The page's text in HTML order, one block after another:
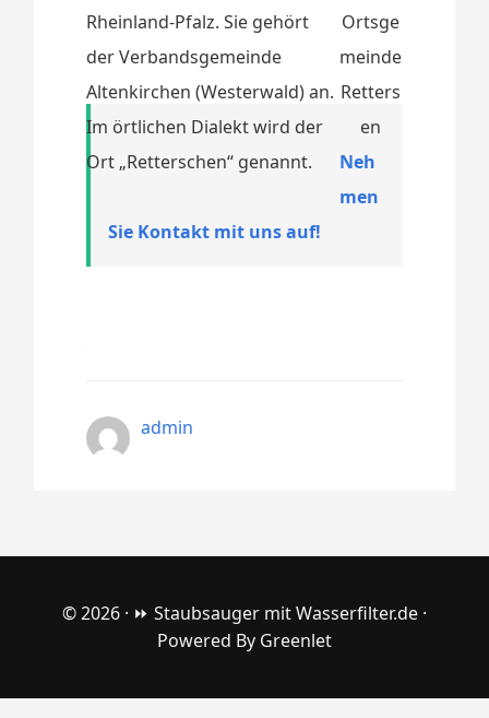
Rheinland-Pfalz. Sie gehört
der Verbandsgemeinde
Altenkirchen (Westerwald) an.
Im örtlichen Dialekt wird der
Ort „Retterschen“ genannt.
Neh
men
Sie Kontakt mit uns auf!
admin
© 2026 · ⏩ Staubsauger mit Wasserfilter.de ·
Powered By Greenlet